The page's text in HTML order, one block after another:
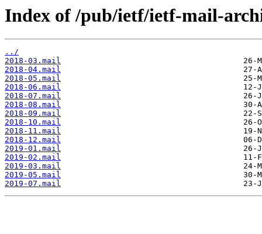
Index of /pub/ietf/ietf-mail-
../
2018-03.mail
2018-04.mail
2018-05.mail
2018-06.mail
2018-07.mail
2018-08.mail
2018-09.mail
2018-10.mail
2018-11.mail
2018-12.mail
2019-01.mail
2019-02.mail
2019-03.mail
2019-05.mail
2019-07.mail